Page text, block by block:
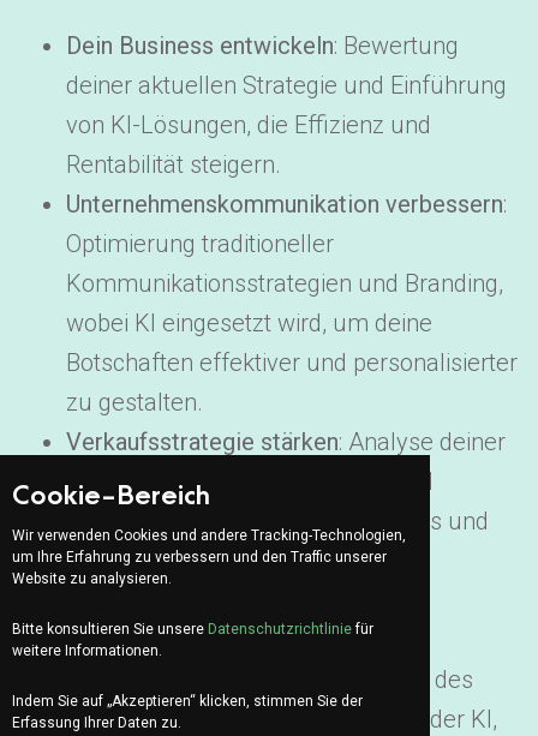
Dein Business entwickeln: Bewertung
deiner aktuellen Strategie und Einführung
von KI-Lösungen, die Effizienz und
Rentabilität steigern.
Unternehmenskommunikation verbessern:
Optimierung traditioneller
Kommunikationsstrategien und Branding,
wobei KI eingesetzt wird, um deine
Botschaften effektiver und personalisierter
zu gestalten.
Verkaufsstrategie stärken: Analyse deiner
derzeitigen Verkaufstechniken und
Einführung von Social-Selling-Tools und
Automatisierungen, um deine
Webmarketing optimieren:
Implementierung der Grundpfeiler des
digitalen Marketings und Nutzung der KI,
Cookie-Bereich
Wir verwenden Cookies und andere Tracking-Technologien,
um Ihre Erfahrung zu verbessern und den Traffic unserer
Website zu analysieren.
Bitte konsultieren Sie unsere Datenschutzrichtliniefür
weitere Informationen.
Indem Sie auf „Akzeptieren“ klicken, stimmen Sie der
Erfassung Ihrer Daten zu.